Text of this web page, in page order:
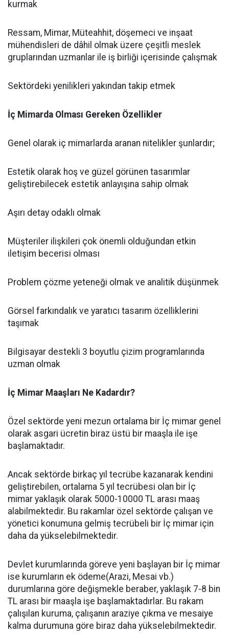
kurmak
Ressam, Mimar, Müteahhit, döşemeci ve inşaat
mühendisleri de dâhil olmak üzere çeşitli meslek
gruplarından uzmanlar ile iş birliği içerisinde çalışmak
Sektördeki yenilikleri yakından takip etmek
İç Mimarda Olması Gereken Özellikler
Genel olarak iç mimarlarda aranan nitelikler şunlardır;
Estetik olarak hoş ve güzel görünen tasarımlar
geliştirebilecek estetik anlayışına sahip olmak
Aşırı detay odaklı olmak
Müşteriler ilişkileri çok önemli olduğundan etkin
iletişim becerisi olması
Problem çözme yeteneği olmak ve analitik düşünmek
Görsel farkındalık ve yaratıcı tasarım özelliklerini
taşımak
Bilgisayar destekli 3 boyutlu çizim programlarında
uzman olmak
İç Mimar Maaşları Ne Kadardır?
Özel sektörde yeni mezun ortalama bir İç mimar genel
olarak asgari ücretin biraz üstü bir maaşla ile işe
başlamaktadır.
Ancak sektörde birkaç yıl tecrübe kazanarak kendini
geliştirebilen, ortalama 5 yıl tecrübesi olan bir İç
mimar yaklaşık olarak 5000-10000 TL arası maaş
alabilmektedir. Bu rakamlar özel sektörde çalışan ve
yönetici konumuna gelmiş tecrübeli bir İç mimar için
daha da yükselebilmektedir.
Devlet kurumlarında göreve yeni başlayan bir İç mimar
ise kurumların ek ödeme(Arazi, Mesai vb.)
durumlarına göre değişmekle beraber, yaklaşık 7-8 bin
TL arası bir maaşla işe başlamaktadırlar. Bu rakam
çalışılan kuruma, çalışanın araziye çıkma ve mesaiye
kalma durumuna göre biraz daha yükselebilmektedir.